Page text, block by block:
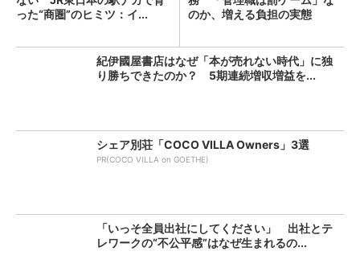
った“商圏”のヒミツ：イ...
のか、増える負担の実態
紀伊國屋書店はなぜ「本が売れない時代」に独
り勝ちできたのか？ 5期連続増収増益を...
シェア別荘「COCO VILLA Owners」3選
PR(COCO VILLA on GOETHE)
「いっそ全員出社にしてください」 出社とテ
レワークの“不公平感”はなぜ生まれるの...